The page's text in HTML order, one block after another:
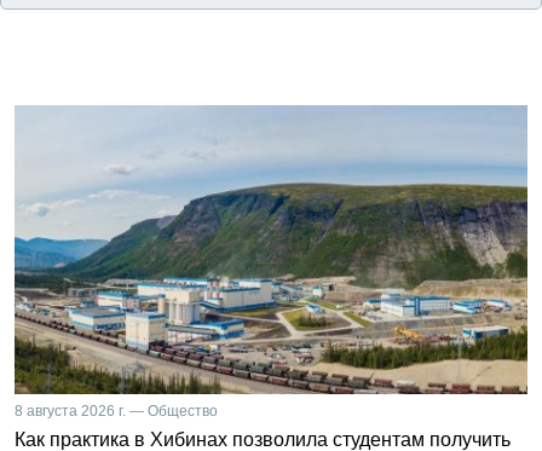
8 августа 2026 г. — Общество
Как практика в Хибинах позволила студентам получить